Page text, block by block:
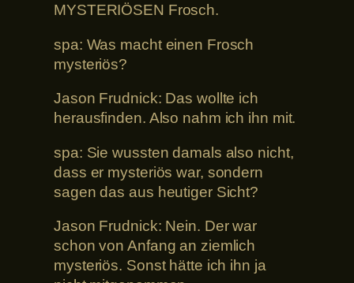
MYSTERIÖSEN Frosch.
spa: Was macht einen Frosch
mysteriös?
Jason Frudnick: Das wollte ich
herausfinden. Also nahm ich ihn mit.
spa: Sie wussten damals also nicht,
dass er mysteriös war, sondern
sagen das aus heutiger Sicht?
Jason Frudnick: Nein. Der war
schon von Anfang an ziemlich
mysteriös. Sonst hätte ich ihn ja